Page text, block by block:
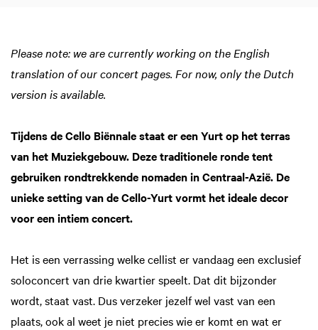
Please note: we are currently working on the English
translation of our concert pages. For now, only the Dutch
version is available.
Tijdens de Cello Biënnale staat er een Yurt op het terras
van het Muziekgebouw. Deze traditionele ronde tent
gebruiken rondtrekkende nomaden in Centraal-Azië. De
unieke setting van de Cello-Yurt vormt het ideale decor
voor een intiem concert.
Het is een verrassing welke cellist er vandaag een exclusief
soloconcert van drie kwartier speelt. Dat dit bijzonder
wordt, staat vast. Dus verzeker jezelf wel vast van een
plaats, ook al weet je niet precies wie er komt en wat er